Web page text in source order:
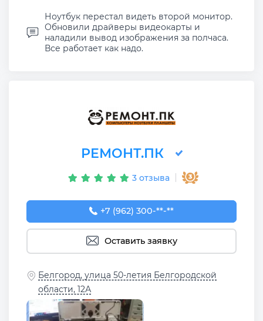
Ноутбук перестал видеть второй монитор.
Обновили драйверы видеокарты и
наладили вывод изображения за полчаса.
Все работает как надо.
РЕМОНТ.ПК
3 отзыва
+7 (962) 300-00-31
+7 (962) 300-**-**
Оставить заявку
Белгород, улица 50-летия Белгородской
области, 12А